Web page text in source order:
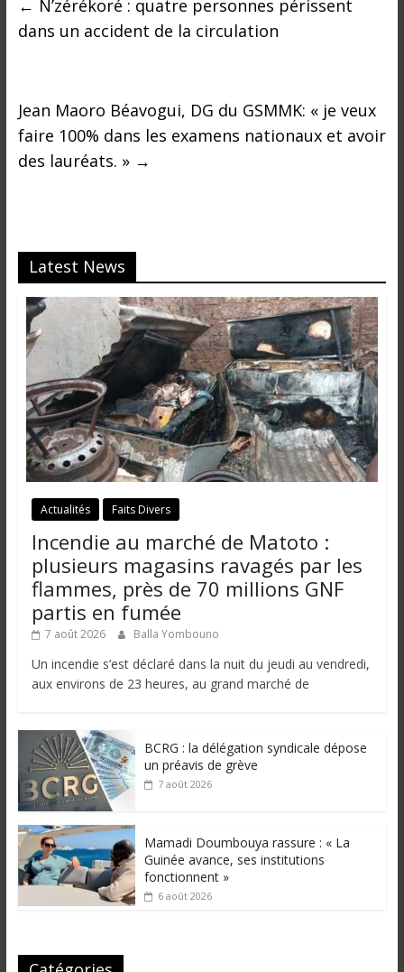
← N’zérékoré : quatre personnes périssent
dans un accident de la circulation
Jean Maoro Béavogui, DG du GSMMK: « je veux
faire 100% dans les examens nationaux et avoir
des lauréats. » →
Latest News
Actualités Faits Divers
Incendie au marché de Matoto :
plusieurs magasins ravagés par les
flammes, près de 70 millions GNF
partis en fumée
7 août 2026 Balla Yombouno
Un incendie s’est déclaré dans la nuit du jeudi au vendredi,
aux environs de 23 heures, au grand marché de
BCRG : la délégation syndicale dépose
un préavis de grève
7 août 2026
Mamadi Doumbouya rassure : « La
Guinée avance, ses institutions
fonctionnent »
6 août 2026